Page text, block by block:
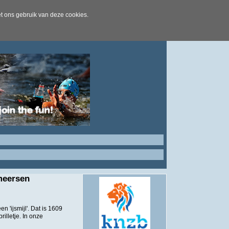
ons gebruik van deze cookies.
'ijsmijl'. Dat is 1609
In onze